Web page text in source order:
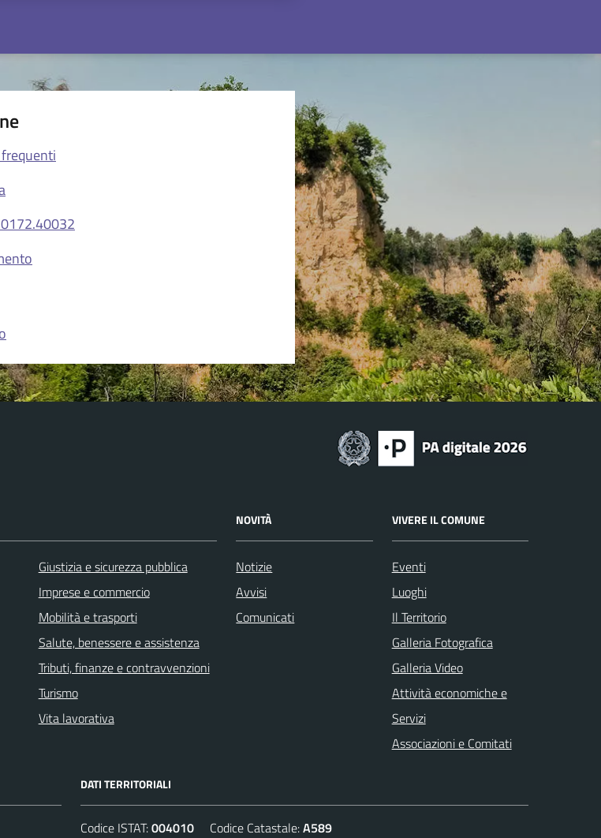
Giustizia e sicurezza pubblica
Imprese e commercio
Mobilità e trasporti
Salute, benessere e assistenza
Tributi, finanze e contravvenzioni
Turismo
Vita lavorativa
NOVITÀ
Notizie
Avvisi
Comunicati
VIVERE IL COMUNE
Eventi
Luoghi
Il Territorio
Galleria Fotografica
Galleria Video
Attività economiche e
Servizi
Associazioni e Comitati
DATI TERRITORIALI
Codice ISTAT:004010 Codice Catastale:A589